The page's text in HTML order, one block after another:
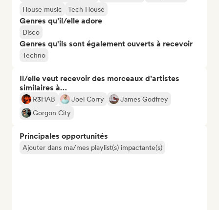
House music
Tech House
Genres qu’il/elle adore
Disco
Genres qu'ils sont également ouverts à recevoir
Techno
Il/elle veut recevoir des morceaux d’artistes
similaires à…
R3HAB Joel Corry
James Godfrey
Gorgon City
Principales opportunités
Ajouter dans ma/mes playlist(s) impactante(s)